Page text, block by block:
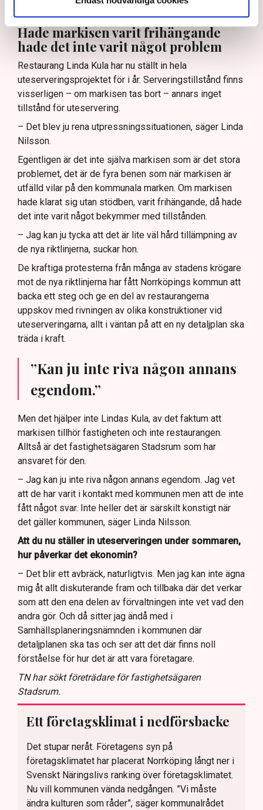
plats 253 av landets 290 kommuner. (Se artikel nedan)
Hade markisen varit frihängande
hade det inte varit något problem
Restaurang Linda Kula har nu ställt in hela
uteserveringsprojektet för i år. Serveringstillstånd finns
visserligen – om markisen tas bort – annars inget
tillstånd för uteservering.
– Det blev ju rena utpressningssituationen, säger Linda
Nilsson.
Egentligen är det inte själva markisen som är det stora
problemet, det är de fyra benen som när markisen är
utfälld vilar på den kommunala marken. Om markisen
hade klarat sig utan stödben, varit frihängande, då hade
det inte varit något bekymmer med tillstånden.
– Jag kan ju tycka att det är lite väl hård tillämpning av
de nya riktlinjerna, suckar hon.
De kraftiga protesterna från många av stadens krögare
mot de nya riktlinjerna har fått Norrköpings kommun att
backa ett steg och ge en del av restaurangerna
uppskov med rivningen av olika konstruktioner vid
uteserveringarna, allt i väntan på att en ny detaljplan ska
träda i kraft.
”Kan ju inte riva någon annans
egendom.”
Men det hjälper inte Lindas Kula, av det faktum att
markisen tillhör fastigheten och inte restaurangen.
Alltså är det fastighetsägaren Stadsrum som har
ansvaret för den.
– Jag kan ju inte riva någon annans egendom. Jag vet
att de har varit i kontakt med kommunen men att de inte
fått något svar. Inte heller det är särskilt konstigt när
det gäller kommunen, säger Linda Nilsson.
Att du nu ställer in uteserveringen under sommaren,
hur påverkar det ekonomin?
– Det blir ett avbräck, naturligtvis. Men jag kan inte ägna
mig åt allt diskuterande fram och tillbaka där det verkar
som att den ena delen av förvaltningen inte vet vad den
andra gör. Och då sitter jag ändå med i
Samhällsplaneringsnämnden i kommunen där
detaljplanen ska tas och ser att det där finns noll
förståelse för hur det är att vara företagare.
TN har sökt företrädare för fastighetsägaren
Stadsrum.
Ett företagsklimat i nedförsbacke
Det stupar neråt. Företagens syn på
företagsklimatet har placerat Norrköping långt ner i
Svenskt Näringslivs ranking över företagsklimatet.
Nu vill kommunen vända nedgången. ”Vi måste
ändra kulturen som råder”, säger kommunalrådet